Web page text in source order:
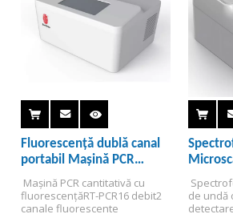
Fluorescență dublă canal
portabil Mașină PCR
cantitativă BTK-3D
Mașină PCR cantitativă cu
fluorescențăRT-PCR16 debit2
canale fluorescente
de undă